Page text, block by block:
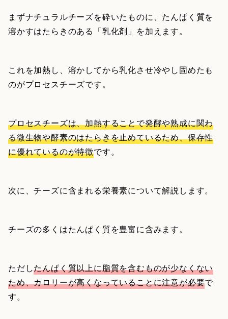
まずナチュラルチーズを砕いたものに、たんぱく質を
溶かすはたらきのある「乳化剤」を加えます。
これを加熱し、溶かしてから乳化させ冷やし固めたも
のがプロセスチーズです。
プロセスチーズは、加熱することで発酵や熟成に関わ
る微生物や酵素のはたらきを止めているため、保存性
に優れているのが特徴です。
次に、チーズに含まれる栄養素について解説します。
チーズの多くはたんぱく質を豊富に含みます。
ただしたんぱく質以上に脂質を含むものが少なくない
ため、カロリーが高くなっていることに注意が必要で
す。